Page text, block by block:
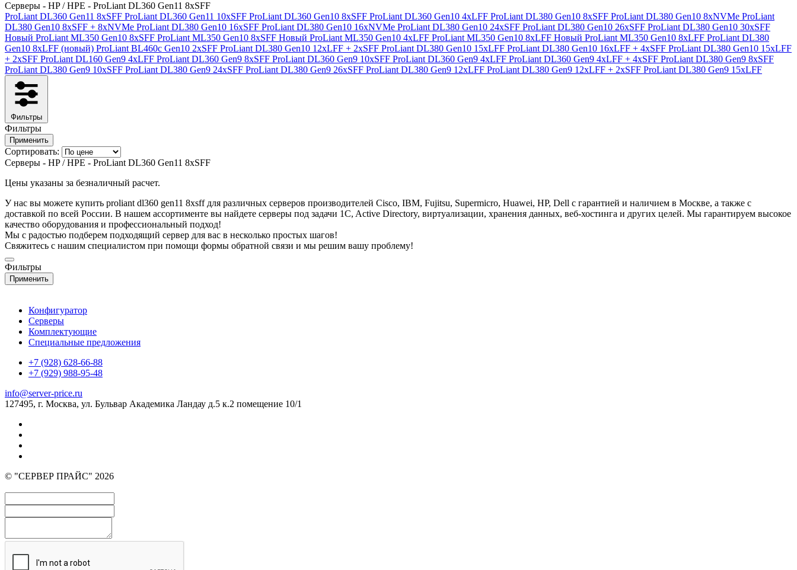
Серверы - HP / HPE - ProLiant DL360 Gen11 8xSFF
ProLiant DL360 Gen11 8xSFF ProLiant DL360 Gen11 10xSFF ProLiant DL360 Gen10 8xSFF ProLiant DL360 Gen10 4xLFF ProLiant DL380 Gen10 8xSFF ProLiant DL380 Gen10 8xNVMe ProLiant
DL380 Gen10 8xSFF + 8xNVMe ProLiant DL380 Gen10 16xSFF ProLiant DL380 Gen10 16xNVMe ProLiant DL380 Gen10 24xSFF ProLiant DL380 Gen10 26xSFF ProLiant DL380 Gen10 30xSFF
Новый ProLiant ML350 Gen10 8xSFF ProLiant ML350 Gen10 8xSFF Новый ProLiant ML350 Gen10 4xLFF ProLiant ML350 Gen10 8xLFF Новый ProLiant ML350 Gen10 8xLFF ProLiant DL380
Gen10 8xLFF (новый) ProLiant BL460c Gen10 2xSFF ProLiant DL380 Gen10 12xLFF + 2xSFF ProLiant DL380 Gen10 15xLFF ProLiant DL380 Gen10 16xLFF + 4xSFF ProLiant DL380 Gen10 15xLFF
+ 2xSFF ProLiant DL160 Gen9 4xLFF ProLiant DL360 Gen9 8xSFF ProLiant DL360 Gen9 10xSFF ProLiant DL360 Gen9 4xLFF ProLiant DL360 Gen9 4xLFF + 4xSFF ProLiant DL380 Gen9 8xSFF
ProLiant DL380 Gen9 10xSFF ProLiant DL380 Gen9 24xSFF ProLiant DL380 Gen9 26xSFF ProLiant DL380 Gen9 12xLFF ProLiant DL380 Gen9 12xLFF + 2xSFF ProLiant DL380 Gen9 15xLFF
Фильтры
Фильтры
Применить
Сортировать:
Серверы - HP / HPE - ProLiant DL360 Gen11 8xSFF
Цены указаны за безналичный расчет.
У нас вы можете купить proliant dl360 gen11 8xsff для различных серверов производителей Cisco, IBM, Fujitsu, Supermicro, Huawei, HP, Dell с гарантией и наличием в Москве, а также с
доставкой по всей России. В нашем ассортименте вы найдете серверы под задачи 1C, Active Directory, виртуализации, хранения данных, веб-хостинга и других целей. Мы гарантируем высокое
качество оборудования и профессиональный подход!
Мы с радостью подберем подходящий сервер для вас в несколько простых шагов!
Свяжитесь с нашим специалистом при помощи формы обратной связи и мы решим вашу проблему!
Фильтры
Применить
Конфигуратор
Серверы
Комплектующие
Специальные предложения
+7 (928) 628-66-88
+7 (929) 988-95-48
info@server-price.ru
127495, г. Москва, ул. Бульвар Академика Ландау д.5 к.2 помещение 10/1
© "СЕРВЕР ПРАЙС" 2026